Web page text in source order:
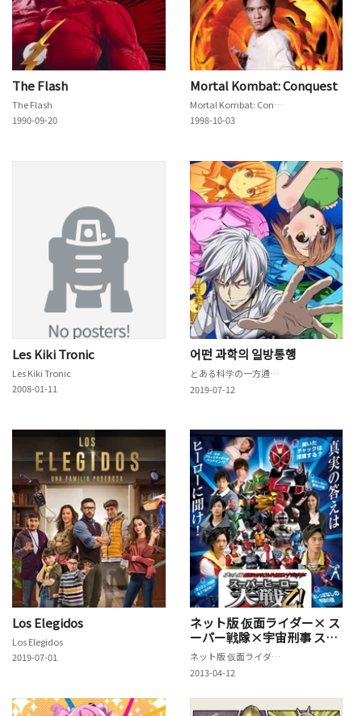
The Flash
The Flash
1990-09-20
Mortal Kombat: Conquest
Mortal Kombat: Conquest
1998-10-03
Les Kiki Tronic
Les Kiki Tronic
2008-01-11
어떤 과학의 일방통행
とある科学の一方通行[アクセラレータ]
2019-07-12
Los Elegidos
Los Elegidos
2019-07-01
ネット版 仮面ライダー× ス
ーパー戦隊×宇宙刑事 スー
パーヒーロー大戦乙!(おつ)
～Heroo!知恵袋～
ネット版 仮面ライダー× スーパー戦隊×宇宙刑事 スーパーヒーロー大戦乙!(おつ) ～Heroo!知恵袋～
2013-04-12